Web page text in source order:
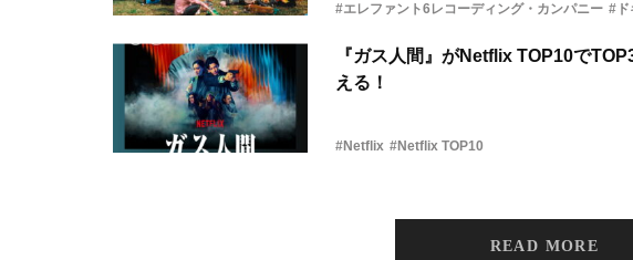
#エレファント6レコーディング・カンパニー #ド
『ガス人間』がNetflix TOP10で
える！
#Netflix #Netflix TOP10
READ MORE